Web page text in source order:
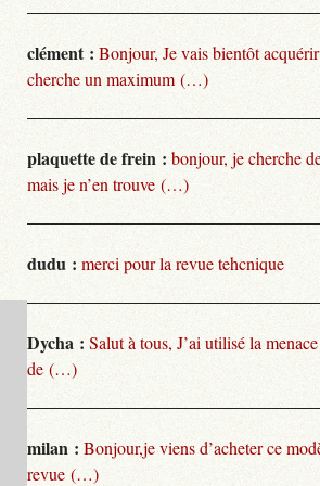
clément : Bonjour, Je vais bientôt
cherche un maximum (…)
plaquette de frein : bonjour, je cherche
mais je n’en trouve (…)
dudu : merci pour la revue tehcnique
Dycha : Salut à tous, J’ai utilisé la
de (…)
milan : Bonjour,je viens d’acheter ce
revue (…)